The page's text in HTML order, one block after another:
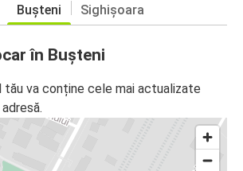
Bușteni Sighișoara
în Bușteni
va conține cele mai actualizate